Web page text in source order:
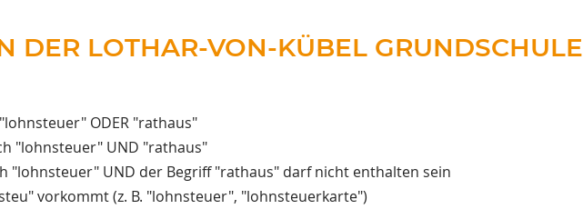
DER LOTHAR-VON-KÜBEL GRUNDSCHULE
ODER "rathaus"
"lohnsteuer" UND "rathaus"
"lohnsteuer" UND der Begriff "rathaus" darf nicht enthalten sein
vorkommt (z. B. "lohnsteuer", "lohnsteuerkarte")